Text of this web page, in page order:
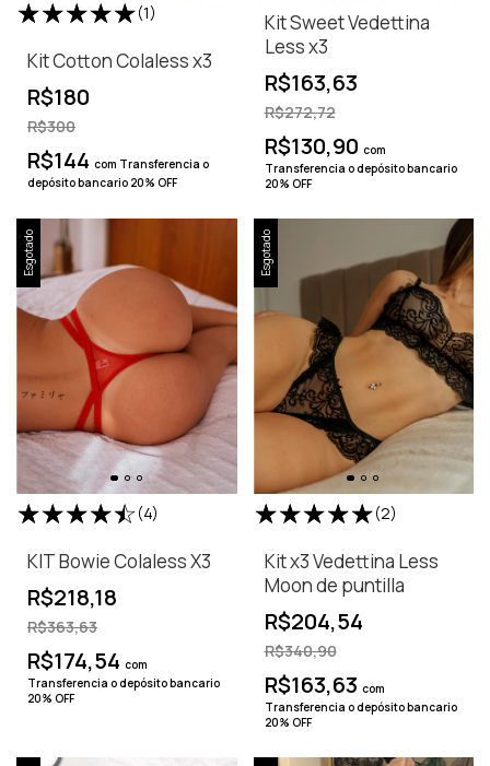
(1)
Kit Cotton Colaless x3
R$180
R$300
R$144 com Transferencia o
depósito bancario 20% OFF
Kit Sweet Vedettina
Less x3
R$163,63
R$272,72
R$130,90 com
Transferencia o depósito bancario
20% OFF
Esgotado
(4)
KIT Bowie Colaless X3
R$218,18
R$363,63
R$174,54 com
Transferencia o depósito bancario
20% OFF
Esgotado
(2)
Kit x3 Vedettina Less
Moon de puntilla
R$204,54
R$340,90
R$163,63 com
Transferencia o depósito bancario
20% OFF